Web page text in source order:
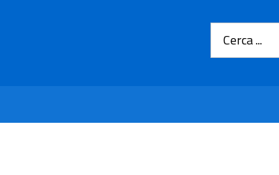
Cerca ...